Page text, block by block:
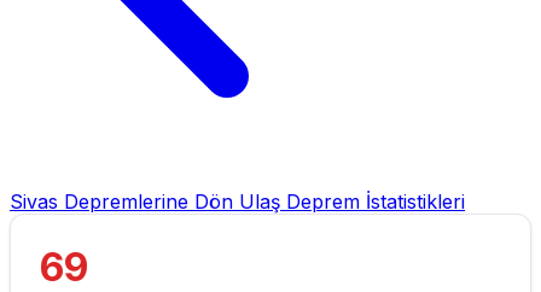
Sivas Depremlerine Dön Ulaş Deprem İstatistikleri
69